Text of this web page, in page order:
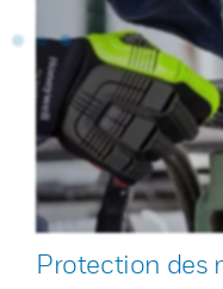
Protection des